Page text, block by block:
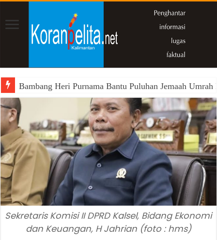
Bambang Heri Purnama Bantu Puluhan Jemaah
Sekretaris Komisi II DPRD Kalsel, Bidang Ekonomi
dan Keuangan, H Jahrian (foto : hms)